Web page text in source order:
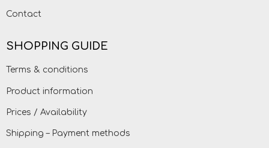
Contact
SHOPPING GUIDE
Terms & conditions
Product information
Prices / Availability
Shipping – Payment methods